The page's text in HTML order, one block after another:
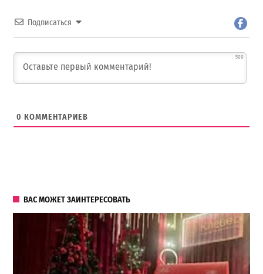
Подписаться
500
0 КОММЕНТАРИЕВ
ВАС МОЖЕТ ЗАИНТЕРЕСОВАТЬ